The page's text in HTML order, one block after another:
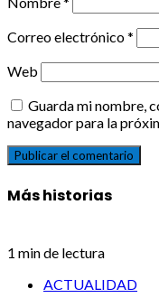
Correo electrónico*
Web
Guarda mi nombre,
navegador para la
Más historias
1 min de lectura
ACTUALIDAD